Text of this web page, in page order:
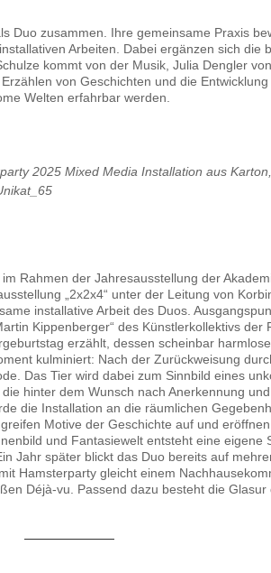
Duo zusammen. Ihre gemeinsame Praxis
Arbeiten. Dabei ergänzen sich die
kommt von der Musik, Julia Dengler
von Geschichten und die
Welten erfahrbar werden.
2025 Mixed Media Installation aus
Rahmen der Jahresausstellung der
„2x2x4“ unter der Leitung von
installative Arbeit des Duos.
Kippenberger“ des Künstlerkollektivs der
erzählt, dessen scheinbar
kulminiert: Nach der Zurückweisung
Das Tier wird dabei zum Sinnbild eines
hinter dem Wunsch nach Anerkennung
die Installation an die räumlichen
Motive der Geschichte auf und
und Fantasiewelt entsteht eine eigene
Jahr später blickt das Duo bereits auf
Hamsterparty gleicht einem
Déjà-vu. Passend dazu besteht die Glasur